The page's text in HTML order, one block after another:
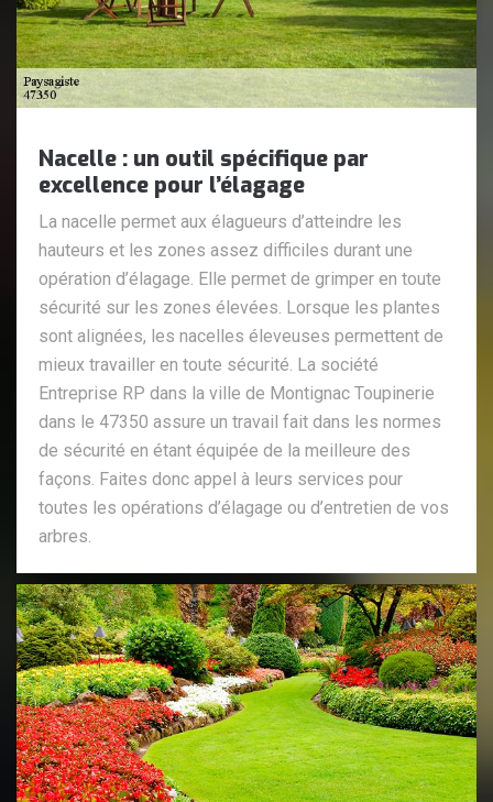
Nacelle : un outil spécifique par
excellence pour l’élagage
La nacelle permet aux élagueurs d’atteindre les
hauteurs et les zones assez difficiles durant une
opération d’élagage. Elle permet de grimper en toute
sécurité sur les zones élevées. Lorsque les plantes
sont alignées, les nacelles éleveuses permettent de
mieux travailler en toute sécurité. La société
Entreprise RP dans la ville de Montignac Toupinerie
dans le 47350 assure un travail fait dans les normes
de sécurité en étant équipée de la meilleure des
façons. Faites donc appel à leurs services pour
toutes les opérations d’élagage ou d’entretien de vos
arbres.